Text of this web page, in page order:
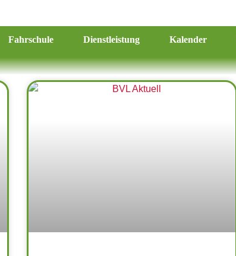
Fahrschule Dienstleistung Kalender